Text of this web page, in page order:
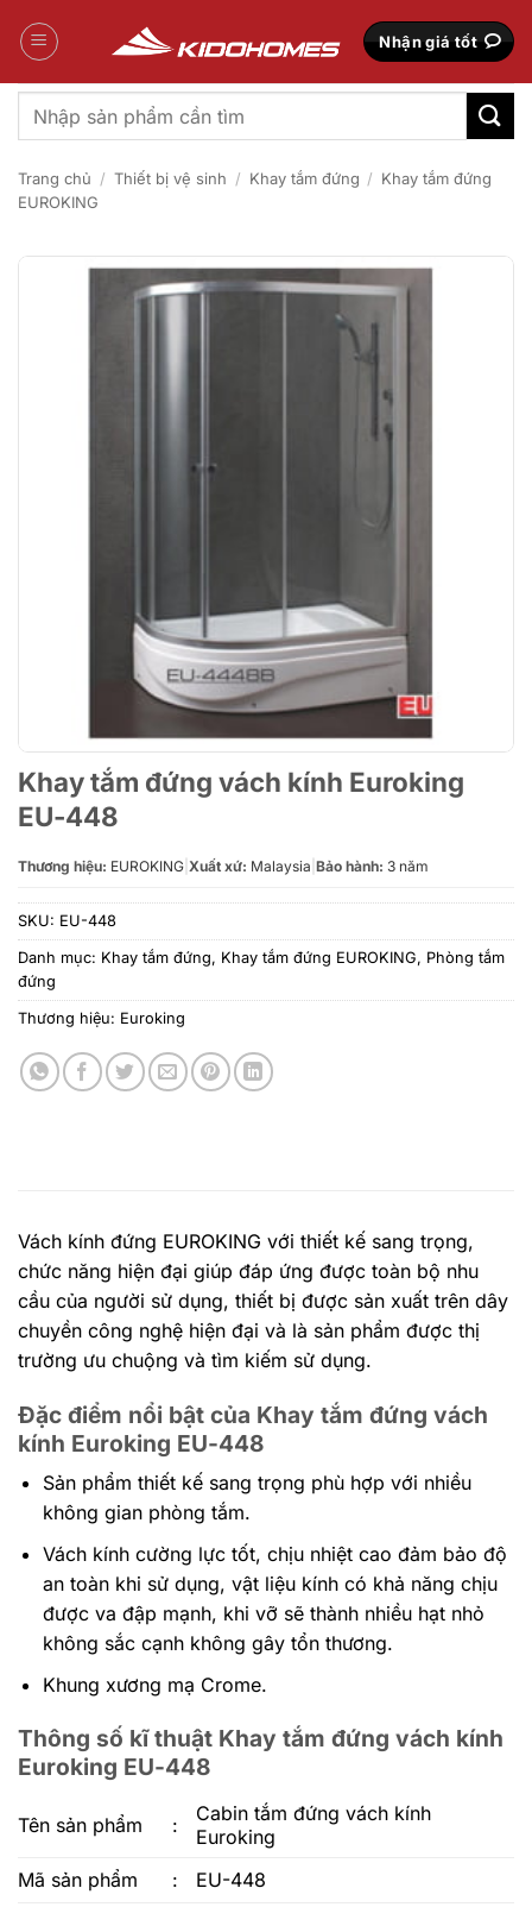
qua
Nhận giá tốt
Tìm
kiếm:
Trang chủ / Thiết bị vệ sinh / Khay tắm đứng / Khay tắm đứng
EUROKING
Khay tắm đứng vách kính Euroking
EU-448
Thương hiệu: EUROKING Xuất xứ: Malaysia Bảo hành: 3 năm
SKU: EU-448
Danh mục: Khay tắm đứng, Khay tắm đứng EUROKING, Phòng tắm
đứng
Thương hiệu: Euroking
Vách kính đứng EUROKING với thiết kế sang trọng,
chức năng hiện đại giúp đáp ứng được toàn bộ nhu
cầu của người sử dụng, thiết bị được sản xuất trên dây
chuyền công nghệ hiện đại và là sản phẩm được thị
trường ưu chuộng và tìm kiếm sử dụng.
Đặc điểm nổi bật của Khay tắm đứng vách
kính Euroking EU-448
Sản phẩm thiết kế sang trọng phù hợp với nhiều
không gian phòng tắm.
Vách kính cường lực tốt, chịu nhiệt cao đảm bảo độ
an toàn khi sử dụng, vật liệu kính có khả năng chịu
được va đập mạnh, khi vỡ sẽ thành nhiều hạt nhỏ
không sắc cạnh không gây tổn thương.
Khung xương mạ Crome.
Thông số kĩ thuật Khay tắm đứng vách kính
Euroking EU-448
Tên sản phẩm :
Cabin tắm đứng vách kính
Euroking
Mã sản phẩm
:
EU-448